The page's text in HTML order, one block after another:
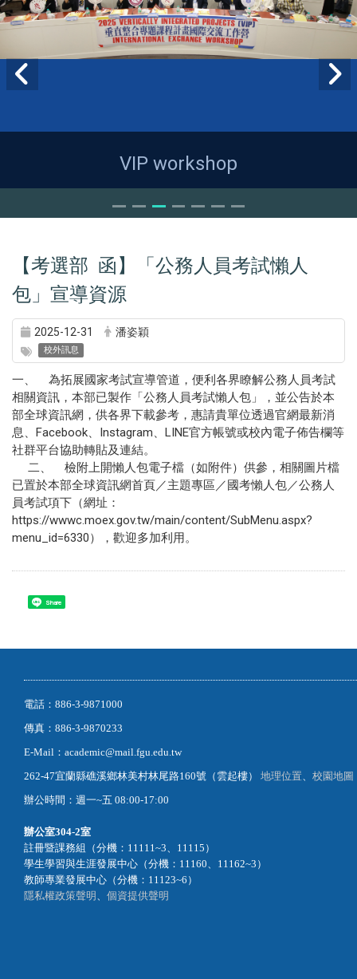
VIP workshop
【考選部 函】「公務人員考試懶人
包」宣導資源
2025-12-31 潘姿穎
校外訊息
一、 為拓展國家考試宣導管道，便利各界瞭解公務人員考試
相關資訊，本部已製作「公務人員考試懶人包」，並公告於本
部全球資訊網，供各界下載參考，惠請貴單位透過官網最新消
息、Facebook、Instagram、LINE官方帳號或校內電子佈告欄等
社群平台協助轉貼及連結。
二、 檢附上開懶人包電子檔（如附件）供參，相關圖片檔
已置於本部全球資訊網首頁／主題專區／國考懶人包／公務人
員考試項下（網址：
https://wwwc.moex.gov.tw/main/content/SubMenu.aspx?
menu_id=6330），歡迎多加利用。
Share
電話：886-3-9871000
傳真：886-3-9870233
E-Mail：academic@mail.fgu.edu.tw
262-47宜蘭縣礁溪鄉林美村林尾路160號（雲起樓） 地理位置、 校園地圖
辦公時間：週一~五 08:00-17:00
辦公室304-2室
註冊暨課務組（分機：11111~3、11115）
學生學習與生涯發展中心（分機：11160、11162~3）
教師專業發展中心（分機：11123~6）
隱私權政策聲明 、 個資提供聲明